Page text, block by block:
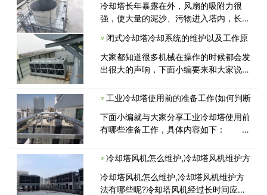
冷却塔长年暴露在外，风扇的吸附力很
强，使大量的泥沙、污物进入塔内，长时
布水器出水孔很容易堵塞，为保证冷却水
系统的正常运行，建议对冷却塔进行定期
清洗<
闭式冷却塔冷却系统的维护以及工作原
大家都知道很多机械在操作的时候都会发
出很大的声响，下面小编要来和大家说说
很多朋友很怀疑，噪声到底能够低到什么
工业冷却塔使用前的准备工作(如何判断
下面小编就与大家分享工业冷却塔使用前
有哪些准备工作，具体内容如下：
和灰尘等杂物；清理配水装置的杂物，以
配<
冷却塔风机怎么维护,冷却塔风机维护方
冷却塔风机怎么维护,冷却塔风机维护方
法有哪些呢?冷却塔风机经过长时间应用